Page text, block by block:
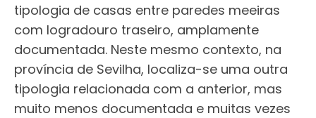
tipologia de casas entre paredes meeiras
com logradouro traseiro, amplamente
documentada. Neste mesmo contexto, na
província de Sevilha, localiza-se uma outra
tipologia relacionada com a anterior, mas
muito menos documentada e muitas vezes